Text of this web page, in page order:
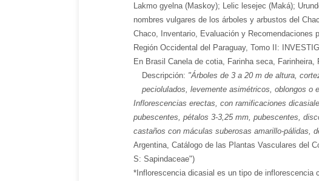
Lakmo gyelna (Maskoy); Lelic lesejec (Maká);
nombres vulgares de los árboles y arbustos del
Chaco, Inventario, Evaluación y Recomendaciones
Región Occidental del Paraguay, Tomo II:
En Brasil Canela de cotia, Farinha seca, Farinheira,
Descripción: "Árboles de 3 a 20 m de altura,
peciolulados, levemente asimétricos, oblongos o
Inflorescencias erectas, con ramificaciones
pubescentes, pétalos 3-3,25 mm, pubescentes,
castaños con máculas suberosas amarillo-pálidas,
Argentina, Catálogo de las Plantas Vasculares del
S: Sapindaceae")
*Inflorescencia dicasial es un tipo de inflorescencia